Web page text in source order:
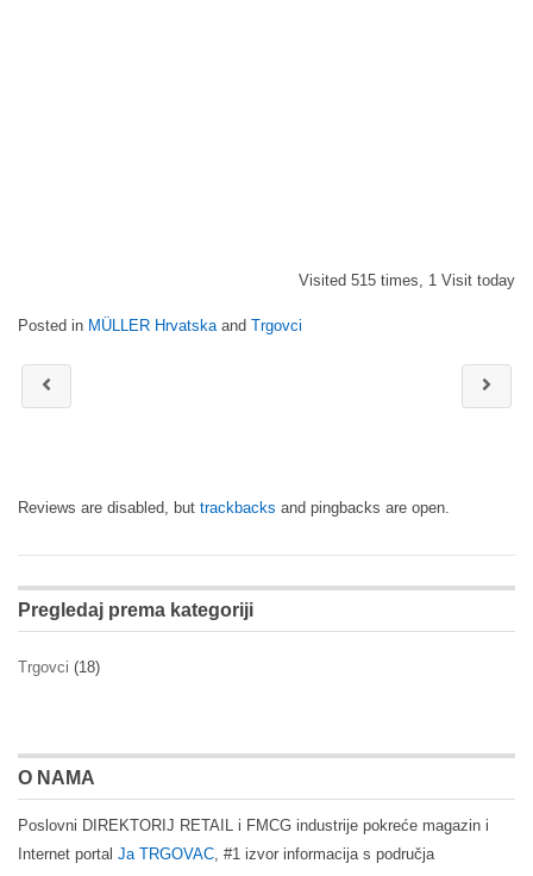
Visited 515 times, 1 Visit today
Posted in MÜLLER Hrvatskaand Trgovci
Reviews are disabled, but trackbacks and pingbacks are open.
Pregledaj prema kategoriji
Trgovci (18)
O NAMA
Poslovni DIREKTORIJ RETAIL i FMCG industrije pokreće magazin i
Internet portal Ja TRGOVAC, #1 izvor informacija s područja